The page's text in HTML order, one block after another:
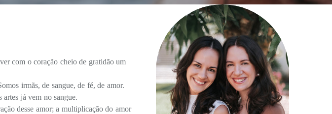
com o coração cheio de gratidão um
irmãs, de sangue, de fé, de amor.
já vem no sangue.
desse amor; a multiplicação do amor